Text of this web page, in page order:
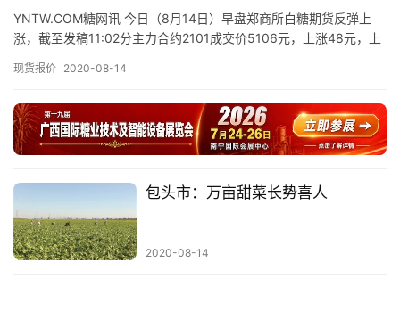
题
地
区
频
产
业
YNTW.COM糖网讯 今日（8月14日）早盘郑商所白糖期货反弹上
涨，截至发稿11:02分主力合约2101成交价5106元，上涨48元，上
现货报价 2020-08-14
包头市：万亩甜菜长势喜人
2020-08-14